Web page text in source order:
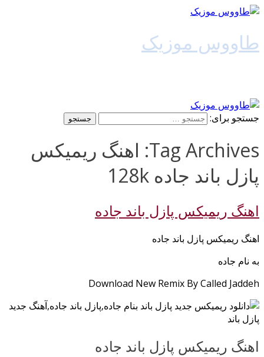
طاووس موزیک
جستجو برای:
Tag Archives: اهنگ ریمیکس
پازل باند جاده 128k
اهنگ ریمیکس پازل باند جاده
اهنگ ریمیکس پازل باند جاده
به نام جاده
Download New Remix By Called Jaddeh
اهنگ ریمیکس پازل باند جاده